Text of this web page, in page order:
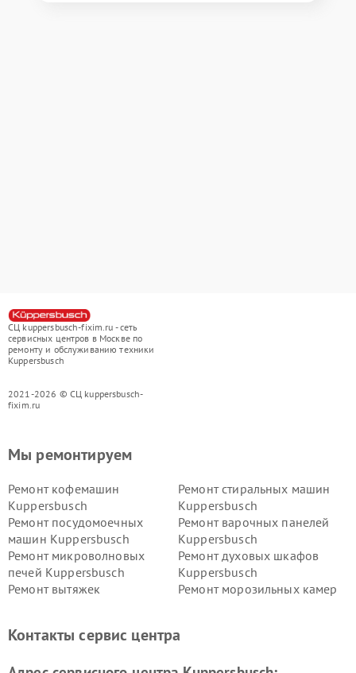
СЦ kuppersbusch-fixim.ru - сеть
сервисных центров в Москве по
ремонту и обслуживанию техники
Kuppersbusch
2021-2026 © СЦ kuppersbusch-
fixim.ru
Мы ремонтируем
Ремонт кофемашин
Kuppersbusch
Ремонт стиральных машин
Kuppersbusch
Ремонт посудомоечных
машин Kuppersbusch
Ремонт варочных панелей
Kuppersbusch
Ремонт микроволновых
печей Kuppersbusch
Ремонт духовых шкафов
Kuppersbusch
Ремонт вытяжек
Ремонт морозильных камер
Kuppersbusch
вакуумных упаковщиков
Контакты сервис центра